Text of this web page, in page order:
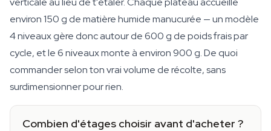
environ 150 g de matière humide manucurée — un modèle
4 niveaux gère donc autour de 600 g de poids frais par
cycle, et le 6 niveaux monte à environ 900 g. De quoi
commander selon ton vrai volume de récolte, sans
surdimensionner pour rien.
Combien d'étages choisir avant d'acheter ?